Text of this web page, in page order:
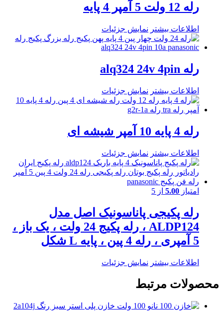
رله 12 ولت 5 آمپر 4 پایه
اطلاعات بیشتر نمایش جزئیات
رله alq324 24v 4pin
اطلاعات بیشتر نمایش جزئیات
رله 4 پایه 10 آمپر شیشه ای
اطلاعات بیشتر نمایش جزئیات
امتیاز 5.00 از 5
رله پکیجی پاناسونیک اصل مدل
ALDP124 ، رله پکیج 24 ولت ، یک باز ،
5 آمپری ، رله 4 پین ، پایه L شکل
اطلاعات بیشتر نمایش جزئیات
محصولات مرتبط